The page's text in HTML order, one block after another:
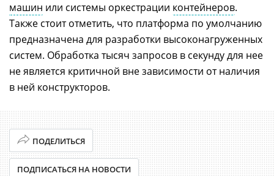
машин или системы оркестрации контейнеров.
Также стоит отметить, что платформа по умолчанию
предназначена для разработки высоконагруженных
систем. Обработка тысяч запросов в секунду для нее
не является критичной вне зависимости от наличия
в ней конструкторов.
ПОДЕЛИТЬСЯ
ПОДПИСАТЬСЯ НА НОВОСТИ